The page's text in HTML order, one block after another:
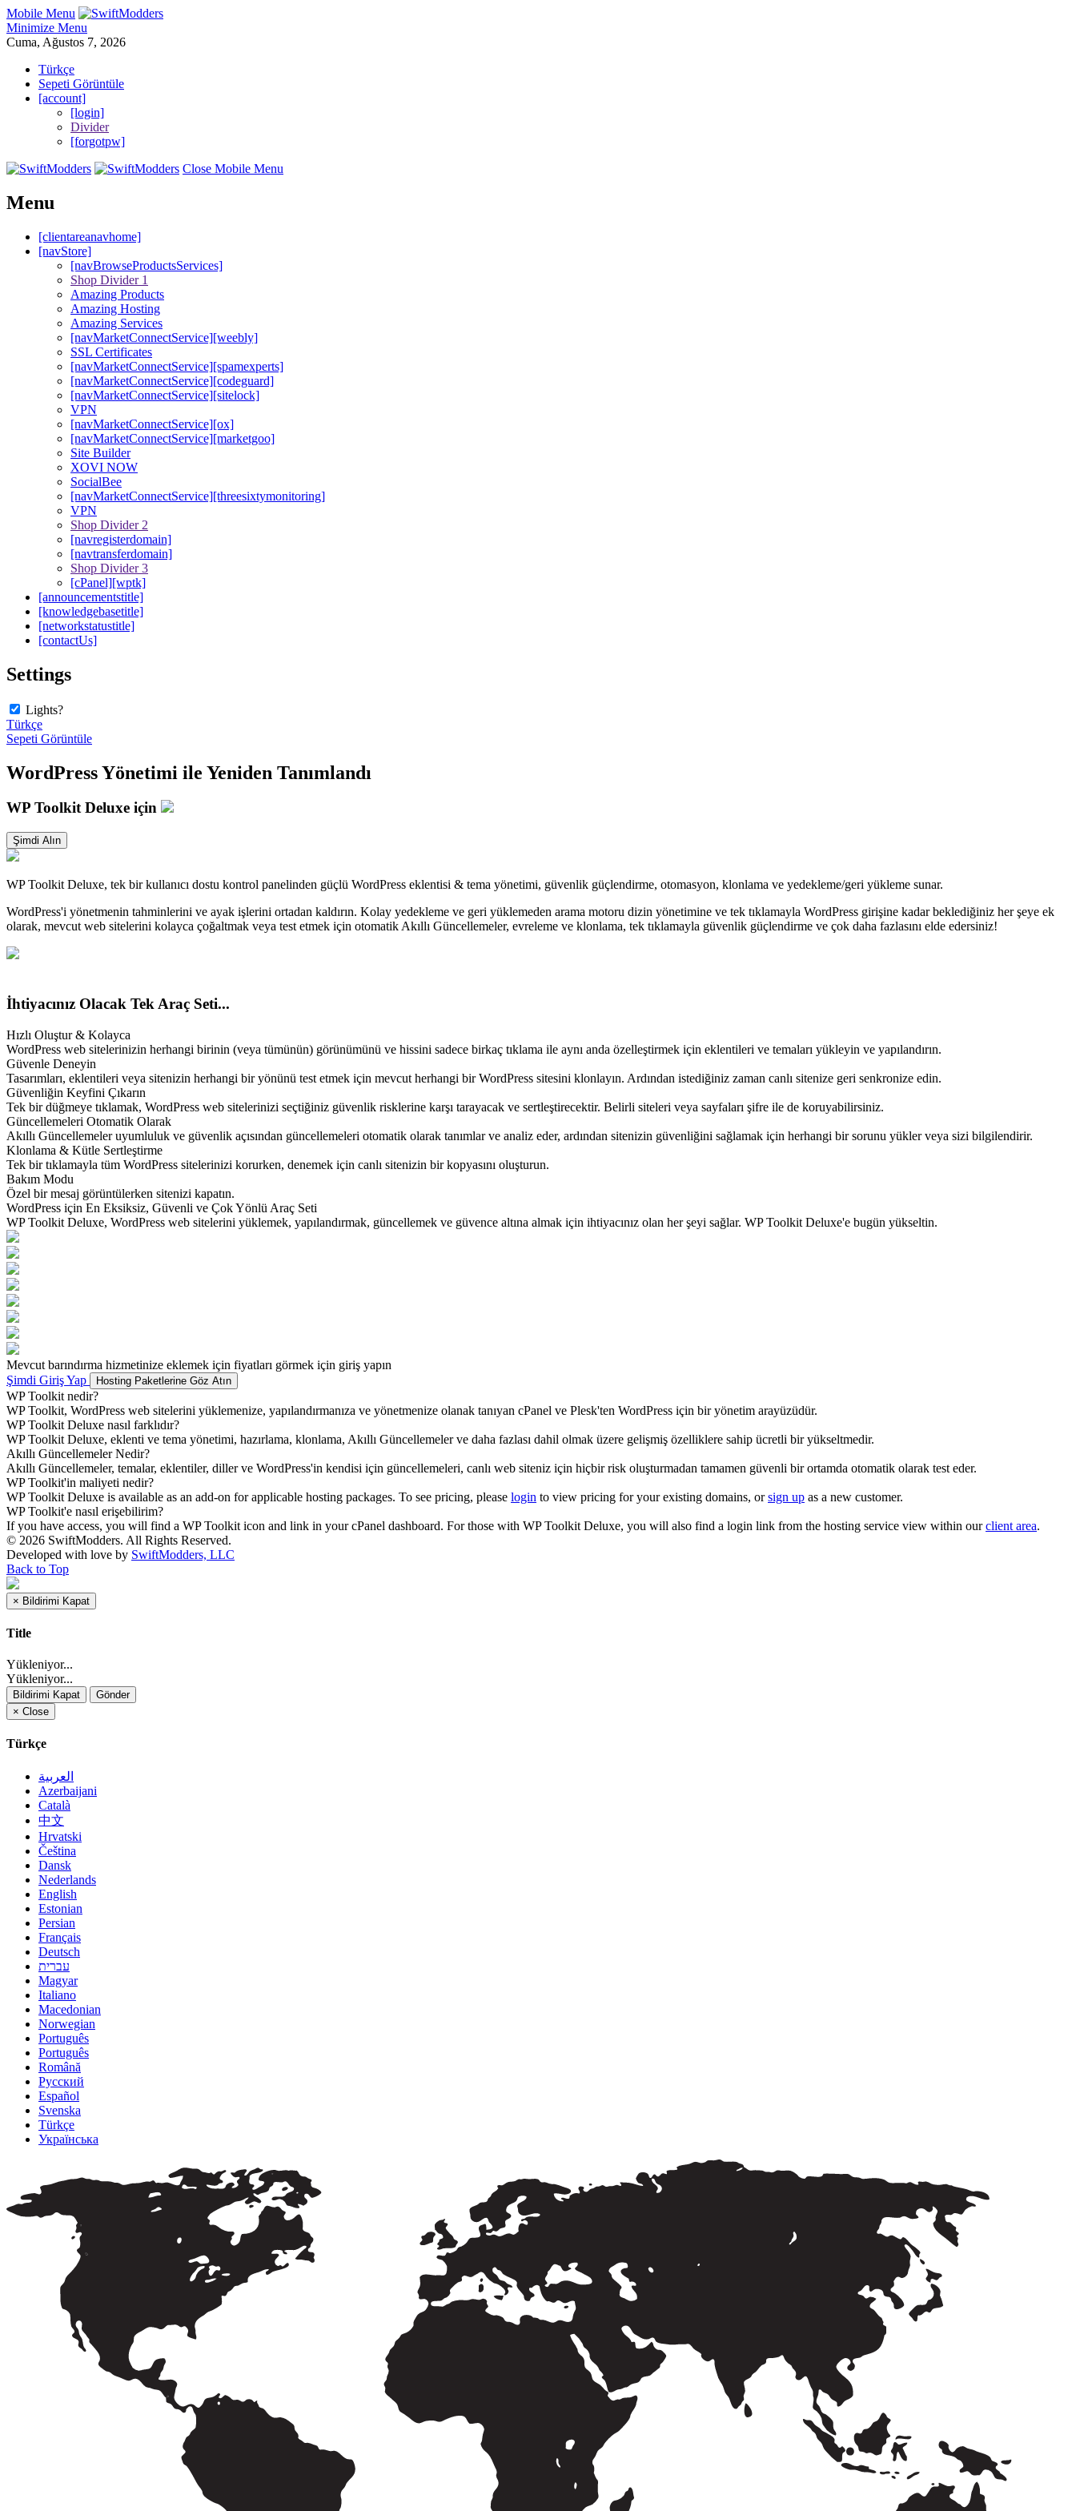
Mobile Menu
Minimize Menu
Cuma, Ağustos 7, 2026
Türkçe
Sepeti Görüntüle
[account]
[login]
Divider
[forgotpw]
Close Mobile Menu
Menu
[clientareanavhome]
[navStore]
[navBrowseProductsServices]
Shop Divider 1
Amazing Products
Amazing Hosting
Amazing Services
[navMarketConnectService][weebly]
SSL Certificates
[navMarketConnectService][spamexperts]
[navMarketConnectService][codeguard]
[navMarketConnectService][sitelock]
VPN
[navMarketConnectService][ox]
[navMarketConnectService][marketgoo]
Site Builder
XOVI NOW
SocialBee
[navMarketConnectService][threesixtymonitoring]
VPN
Shop Divider 2
[navregisterdomain]
[navtransferdomain]
Shop Divider 3
[cPanel][wptk]
[announcementstitle]
[knowledgebasetitle]
[networkstatustitle]
[contactUs]
Settings
Lights?
Türkçe
Sepeti Görüntüle
WordPress Yönetimi ile Yeniden Tanımlandı
WP Toolkit Deluxe için
Şimdi Alın
WP Toolkit Deluxe, tek bir kullanıcı dostu kontrol panelinden güçlü WordPress eklentisi & tema yönetimi, güvenlik güçlendirme, otomasyon, klonlama ve yedekleme/geri yükleme sunar.
WordPress'i yönetmenin tahminlerini ve ayak işlerini ortadan kaldırın. Kolay yedekleme ve geri yüklemeden arama motoru dizin yönetimine ve tek tıklamayla WordPress girişine kadar beklediğiniz her şeye ek
olarak, mevcut web sitelerini kolayca çoğaltmak veya test etmek için otomatik Akıllı Güncellemeler, evreleme ve klonlama, tek tıklamayla güvenlik güçlendirme ve çok daha fazlasını elde edersiniz!
İhtiyacınız Olacak Tek Araç Seti...
Hızlı Oluştur & Kolayca
WordPress web sitelerinizin herhangi birinin (veya tümünün) görünümünü ve hissini sadece birkaç tıklama ile aynı anda özelleştirmek için eklentileri ve temaları yükleyin ve yapılandırın.
Güvenle Deneyin
Tasarımları, eklentileri veya sitenizin herhangi bir yönünü test etmek için mevcut herhangi bir WordPress sitesini klonlayın. Ardından istediğiniz zaman canlı sitenize geri senkronize edin.
Güvenliğin Keyfini Çıkarın
Tek bir düğmeye tıklamak, WordPress web sitelerinizi seçtiğiniz güvenlik risklerine karşı tarayacak ve sertleştirecektir. Belirli siteleri veya sayfaları şifre ile de koruyabilirsiniz.
Güncellemeleri Otomatik Olarak
Akıllı Güncellemeler uyumluluk ve güvenlik açısından güncellemeleri otomatik olarak tanımlar ve analiz eder, ardından sitenizin güvenliğini sağlamak için herhangi bir sorunu yükler veya sizi bilgilendirir.
Klonlama & Kütle Sertleştirme
Tek bir tıklamayla tüm WordPress sitelerinizi korurken, denemek için canlı sitenizin bir kopyasını oluşturun.
Bakım Modu
Özel bir mesaj görüntülerken sitenizi kapatın.
WordPress için En Eksiksiz, Güvenli ve Çok Yönlü Araç Seti
WP Toolkit Deluxe, WordPress web sitelerini yüklemek, yapılandırmak, güncellemek ve güvence altına almak için ihtiyacınız olan her şeyi sağlar. WP Toolkit Deluxe'e bugün yükseltin.
Mevcut barındırma hizmetinize eklemek için fiyatları görmek için giriş yapın
Şimdi Giriş Yap
Hosting Paketlerine Göz Atın
WP Toolkit nedir?
WP Toolkit, WordPress web sitelerini yüklemenize, yapılandırmanıza ve yönetmenize olanak tanıyan cPanel ve Plesk'ten WordPress için bir yönetim arayüzüdür.
WP Toolkit Deluxe nasıl farklıdır?
WP Toolkit Deluxe, eklenti ve tema yönetimi, hazırlama, klonlama, Akıllı Güncellemeler ve daha fazlası dahil olmak üzere gelişmiş özelliklere sahip ücretli bir yükseltmedir.
Akıllı Güncellemeler Nedir?
Akıllı Güncellemeler, temalar, eklentiler, diller ve WordPress'in kendisi için güncellemeleri, canlı web siteniz için hiçbir risk oluşturmadan tamamen güvenli bir ortamda otomatik olarak test eder.
WP Toolkit'in maliyeti nedir?
WP Toolkit Deluxe is available as an add-on for applicable hosting packages. To see pricing, please login to view pricing for your existing domains, orsign up as a new customer.
WP Toolkit'e nasıl erişebilirim?
If you have access, you will find a WP Toolkit icon and link in your cPanel dashboard. For those with WP Toolkit Deluxe, you will also find a login link from the hosting service view within ourclient area.
© 2026 SwiftModders. All Rights Reserved.
Developed with love by SwiftModders, LLC
Back to Top
× Bildirimi Kapat
Title
Yükleniyor...
Yükleniyor...
Bildirimi Kapat
Gönder
× Close
Türkçe
العربية
Azerbaijani
Català
中文
Hrvatski
Čeština
Dansk
Nederlands
English
Estonian
Persian
Français
Deutsch
עברית
Magyar
Italiano
Macedonian
Norwegian
Português
Português
Română
Русский
Español
Svenska
Türkçe
Українська